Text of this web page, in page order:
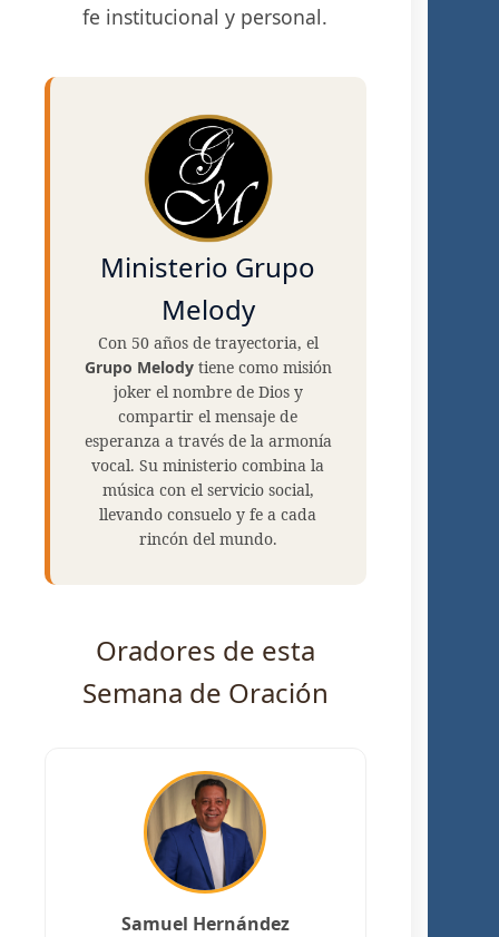
fe institucional y personal.
Ministerio Grupo
Melody
Con 50 años de trayectoria, el
Grupo Melodytiene como misión
joker el nombre de Dios y
compartir el mensaje de
esperanza a través de la armonía
vocal. Su ministerio combina la
música con el servicio social,
llevando consuelo y fe a cada
rincón del mundo.
Oradores de esta
Semana de Oración
Samuel Hernández